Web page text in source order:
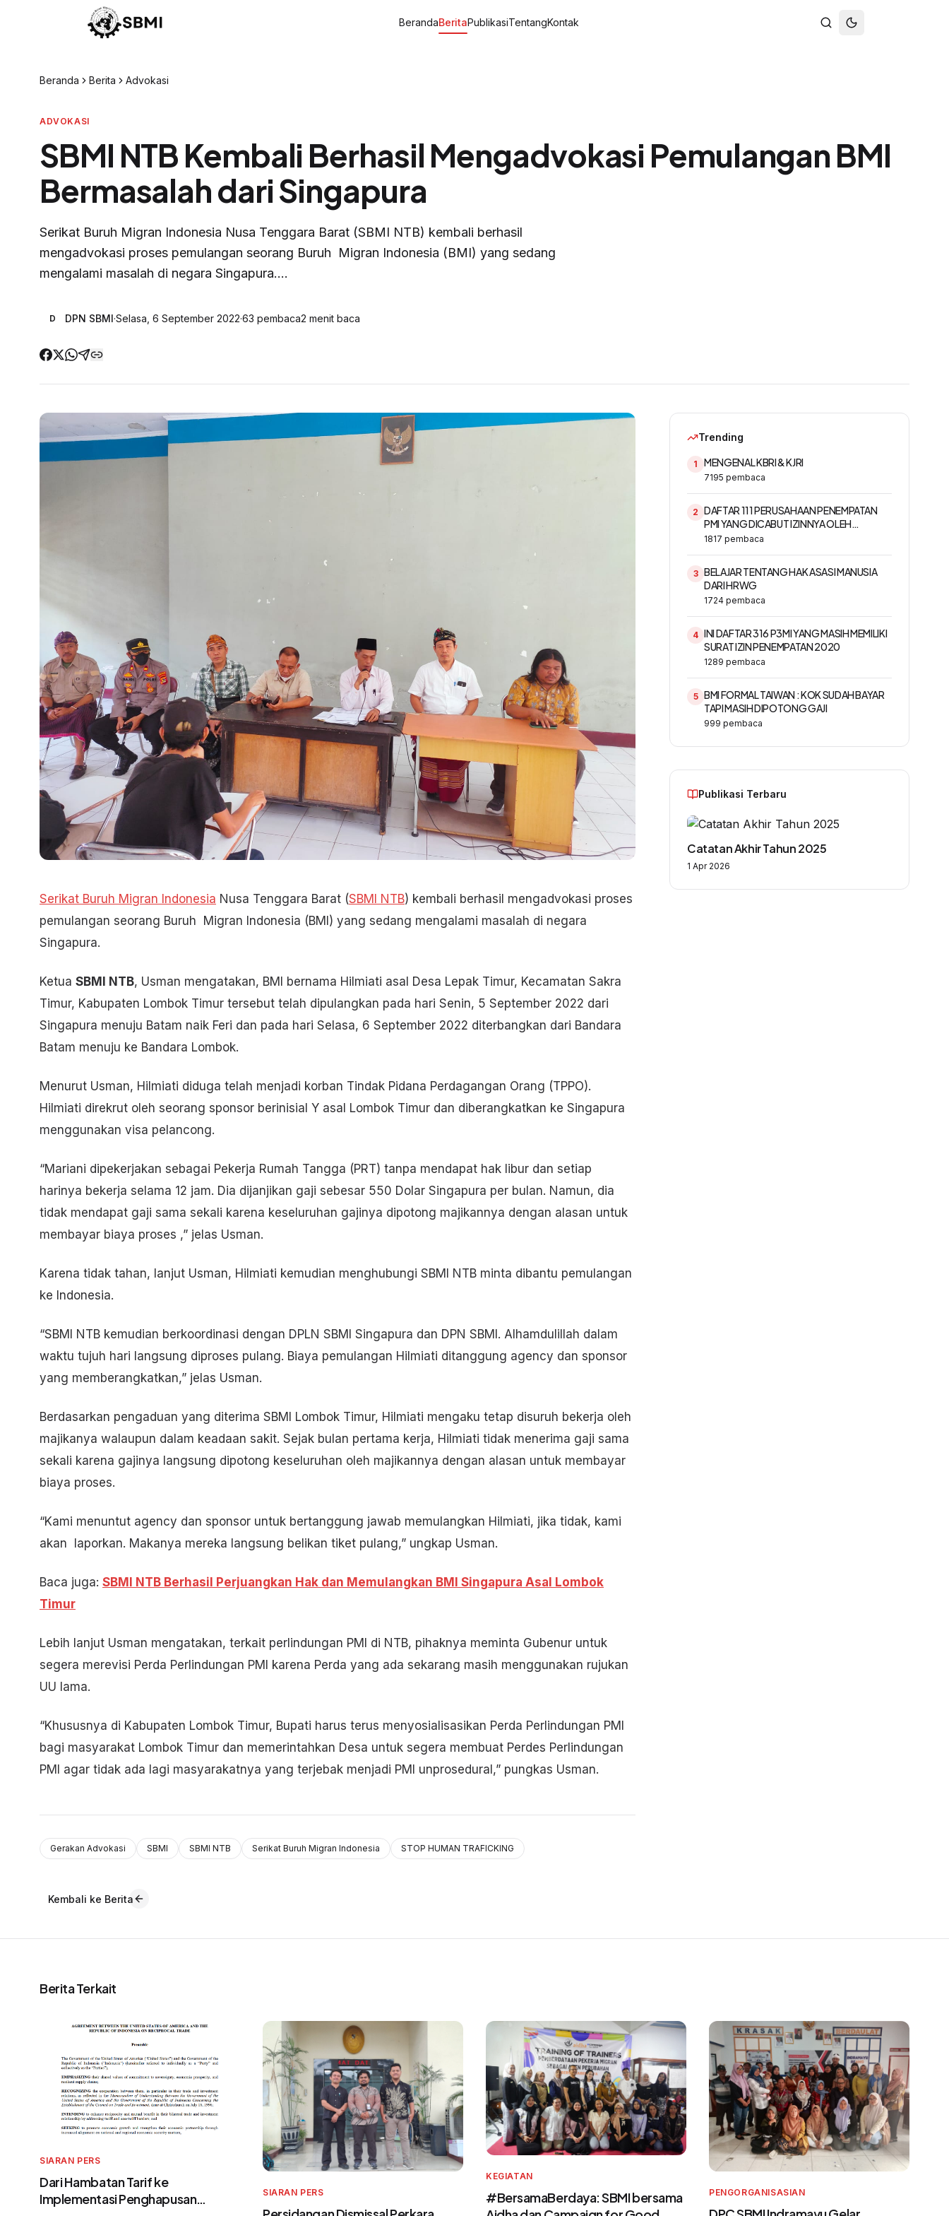
BerandaBeritaPublikasiTentangKontak
Beranda Berita Advokasi
ADVOKASI
SBMI NTB Kembali Berhasil Mengadvokasi Pemulangan BMI
Bermasalah dari Singapura
Serikat Buruh Migran Indonesia Nusa Tenggara Barat (SBMI NTB) kembali berhasil
mengadvokasi proses pemulangan seorang Buruh Migran Indonesia (BMI) yang sedang
mengalami masalah di negara Singapura....
D DPN SBMI·Selasa, 6 September 2022·63 pembaca2 menit baca
Serikat Buruh Migran Indonesia Nusa Tenggara Barat (SBMI NTB) kembali berhasil mengadvokasi proses
pemulangan seorang Buruh Migran Indonesia (BMI) yang sedang mengalami masalah di negara
Singapura.
Ketua SBMI NTB, Usman mengatakan, BMI bernama Hilmiati asal Desa Lepak Timur, Kecamatan Sakra
Timur, Kabupaten Lombok Timur tersebut telah dipulangkan pada hari Senin, 5 September 2022 dari
Singapura menuju Batam naik Feri dan pada hari Selasa, 6 September 2022 diterbangkan dari Bandara
Batam menuju ke Bandara Lombok.
Menurut Usman, Hilmiati diduga telah menjadi korban Tindak Pidana Perdagangan Orang (TPPO).
Hilmiati direkrut oleh seorang sponsor berinisial Y asal Lombok Timur dan diberangkatkan ke Singapura
menggunakan visa pelancong.
“Mariani dipekerjakan sebagai Pekerja Rumah Tangga (PRT) tanpa mendapat hak libur dan setiap
harinya bekerja selama 12 jam. Dia dijanjikan gaji sebesar 550 Dolar Singapura per bulan. Namun, dia
tidak mendapat gaji sama sekali karena keseluruhan gajinya dipotong majikannya dengan alasan untuk
membayar biaya proses ,” jelas Usman.
Karena tidak tahan, lanjut Usman, Hilmiati kemudian menghubungi SBMI NTB minta dibantu pemulangan
ke Indonesia.
“SBMI NTB kemudian berkoordinasi dengan DPLN SBMI Singapura dan DPN SBMI. Alhamdulillah dalam
waktu tujuh hari langsung diproses pulang. Biaya pemulangan Hilmiati ditanggung agency dan sponsor
yang memberangkatkan,” jelas Usman.
Berdasarkan pengaduan yang diterima SBMI Lombok Timur, Hilmiati mengaku tetap disuruh bekerja oleh
majikanya walaupun dalam keadaan sakit. Sejak bulan pertama kerja, Hilmiati tidak menerima gaji sama
sekali karena gajinya langsung dipotong keseluruhan oleh majikannya dengan alasan untuk membayar
biaya proses.
“Kami menuntut agency dan sponsor untuk bertanggung jawab memulangkan Hilmiati, jika tidak, kami
akan laporkan. Makanya mereka langsung belikan tiket pulang,” ungkap Usman.
Baca juga: SBMI NTB Berhasil Perjuangkan Hak dan Memulangkan BMI Singapura Asal Lombok
Timur
Lebih lanjut Usman mengatakan, terkait perlindungan PMI di NTB, pihaknya meminta Gubenur untuk
segera merevisi Perda Perlindungan PMI karena Perda yang ada sekarang masih menggunakan rujukan
UU lama.
“Khususnya di Kabupaten Lombok Timur, Bupati harus terus menyosialisasikan Perda Perlindungan PMI
bagi masyarakat Lombok Timur dan memerintahkan Desa untuk segera membuat Perdes Perlindungan
PMI agar tidak ada lagi masyarakatnya yang terjebak menjadi PMI unprosedural,” pungkas Usman.
Gerakan Advokasi SBMI SBMI NTB Serikat Buruh Migran Indonesia STOP HUMAN TRAFICKING
Kembali ke Berita
Trending
1 MENGENAL KBRI & KJRI
7195 pembaca
2 DAFTAR 111 PERUSAHAAN PENEMPATAN
PMI YANG DICABUT IZINNYA OLEH
KEMNAKER
1817 pembaca
3 BELAJAR TENTANG HAK ASASI MANUSIA
DARI HRWG
1724 pembaca
4 INI DAFTAR 316 P3MI YANG MASIH MEMILIKI
SURAT IZIN PENEMPATAN 2020
1289 pembaca
5 BMI FORMAL TAIWAN : KOK SUDAH BAYAR
TAPI MASIH DIPOTONG GAJI
999 pembaca
Publikasi Terbaru
Catatan Akhir Tahun 2025
1 Apr 2026
Berita Terkait
SIARAN PERS
Dari Hambatan Tarif ke
Implementasi Penghapusan
SIARAN PERS
KEGIATAN
#BersamaBerdaya: SBMI bersama
PENGORGANISASIAN